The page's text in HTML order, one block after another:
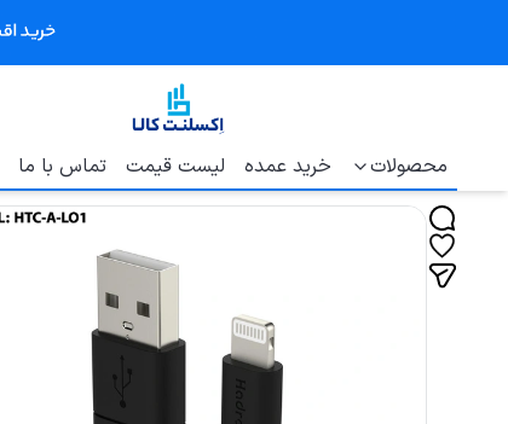
محصولات خرید عمده لیست قیمت تماس با ما